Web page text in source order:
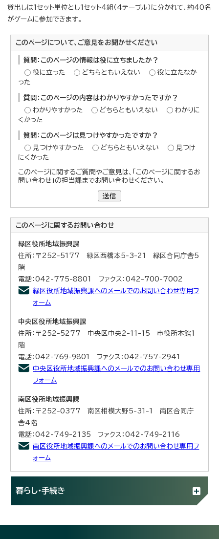
貸出しは1セット単位とし1セット4組（4テーブル）に分かれて、約40名
がゲームに参加できます。
このページについて、ご意見をお聞かせください
質問：このページの情報は役に立ちましたか？
役に立った
どちらともいえない
役に立たなか
った
質問：このページの内容はわかりやすかったですか？
わかりやすかった
どちらともいえない
わかりに
くかった
質問：このページは見つけやすかったですか？
見つけやすかった
どちらともいえない
見つけ
にくかった
このページに関するご質問やご意見は、「このページに関するお
問い合わせ」の担当課までお問い合わせください。
送信
このページに関するお問い合わせ
緑区役所地域振興課
住所：〒252-5177 緑区西橋本5-3-21 緑区合同庁舎5
階
電話：042-775-8801 ファクス：042-700-7002
緑区役所地域振興課へのメールでのお問い合わせ専用フ
ォーム
中央区役所地域振興課
住所：〒252-5277 中央区中央2-11-15 市役所本館1
階
電話：042-769-9801 ファクス：042-757-2941
中央区役所地域振興課へのメールでのお問い合わせ専用
フォーム
南区役所地域振興課
住所：〒252-0377 南区相模大野5-31-1 南区合同庁
舎4階
電話：042-749-2135 ファクス：042-749-2116
南区役所地域振興課へのメールでのお問い合わせ専用フ
ォーム
暮らし・手続き